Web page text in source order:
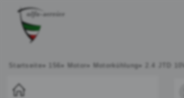
Startseite» » Motor » Motorkühlung»